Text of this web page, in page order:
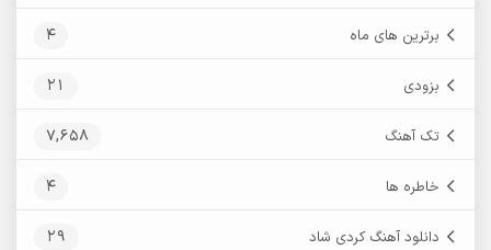
برترین های ماه 4
بزودی 21
تک آهنگ 7,658
خاطره ها 4
دانلود آهنگ کردی شاد 29